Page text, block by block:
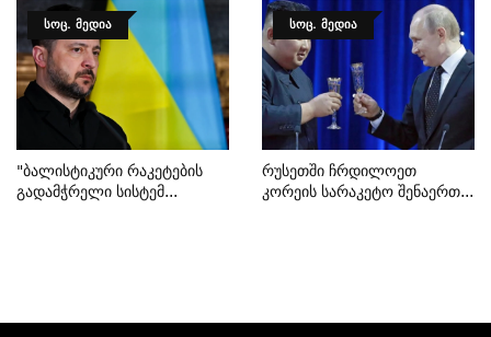
ᲡᲝᲪ. ᲛᲔᲓᲘᲐ
"ბალისტიკური Რაკეტების
Გადამჭრელი Სისტემ...
ᲡᲝᲪ. ᲛᲔᲓᲘᲐ
Რუსეთში Ჩრდილოეთ
Კორეის Სარაკეტო Შენაერთ...